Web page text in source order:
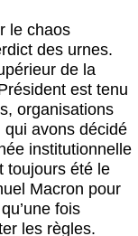
le chaos
des urnes.
de la
est tenu
organisations
avons décidé
institutionnelle
toujours été le
Macron pour
fois
les règles.